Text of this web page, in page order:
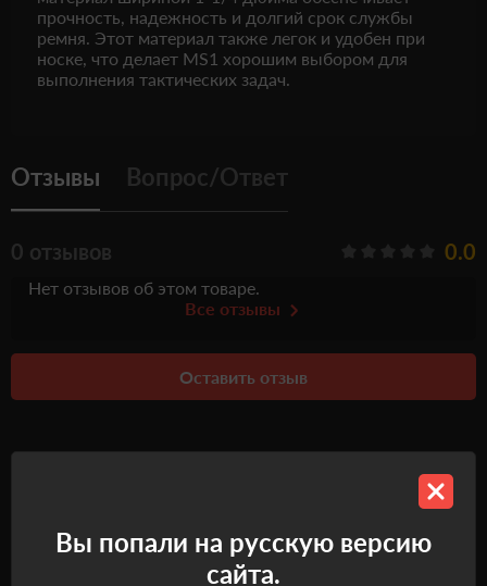
прочность, надежность и долгий срок службы
ремня. Этот материал также легок и удобен при
носке, что делает MS1 хорошим выбором для
выполнения тактических задач.
Отзывы Вопрос/Ответ
0 отзывов 0.0
Нет отзывов об этом товаре.
Все отзывы
Оставить отзыв
Вы попали на русскую версию
сайта.